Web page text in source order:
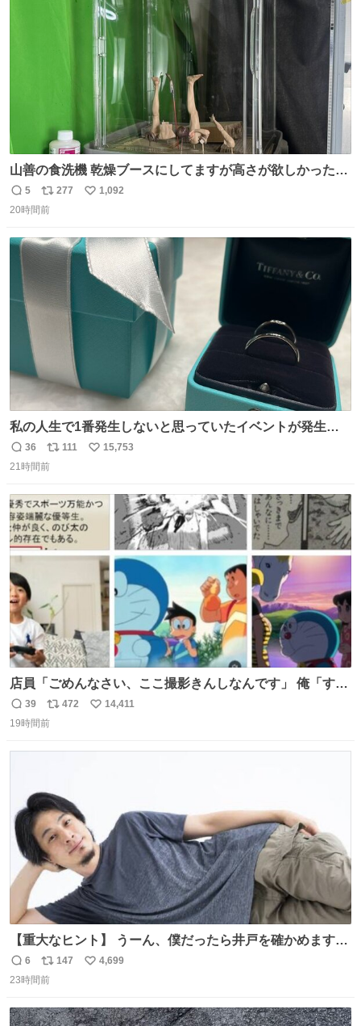
が奇跡です……。
山善の食洗機 乾燥ブースにしてますが高さが欲しかったの
でコレクションケースを置くだけのツルセコ改造 扉が手前
に開き天井の温度もしっかり上がるのでかなり使いやすく
返
信
5
リ
ポ
ト
277
い
数
1,092
20時間前
私の人生で1番発生しないと思っていたイベントが発生し
ました
返
信
36
リ
ポ
ト
数
111
い
数
15,753
21時間前
店員「ごめんなさい、ここ撮影きんしなんです」 俺「すみ
ません！すぐ消します」 店員「念のためフォルダから消し
返
信
39
リ
ポ
472
い
14,411
19時間前
【重大なヒント】 うーん、僕だったら井戸を確かめますけ
どね
返
信
6
リ
ポ
ト
147
い
数
4,699
23時間前